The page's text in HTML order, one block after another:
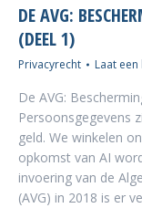
DE AVG:
(DEEL 1)
Privacyrecht Laat
De AVG:
Persoonsgegevens
geld. We winkelen
opkomst van AI
invoering van de
(AVG) in 2018 is er